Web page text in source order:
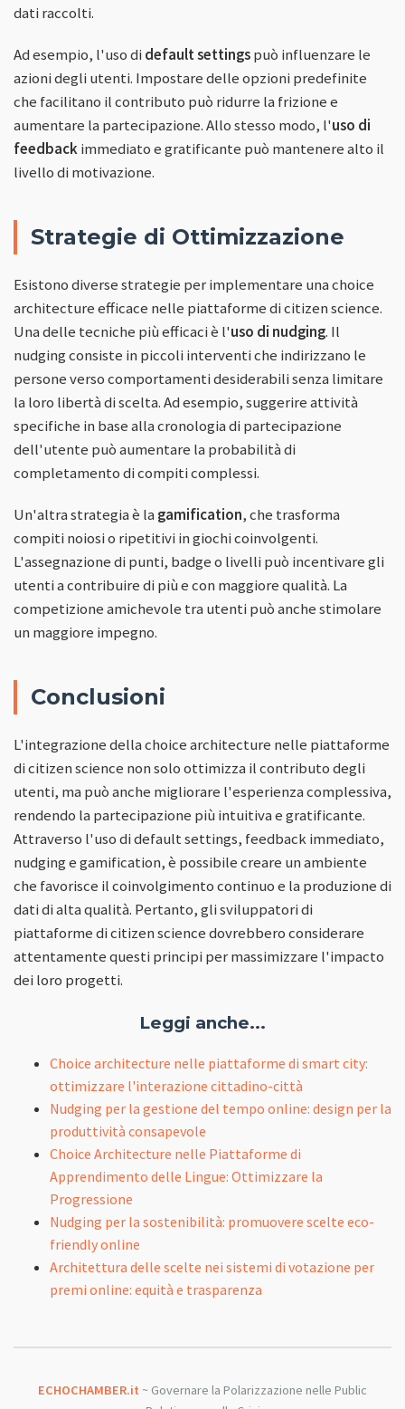
dati raccolti.
Ad esempio, l'uso didefault settingspuò influenzare le
azioni degli utenti. Impostare delle opzioni predefinite
che facilitano il contributo può ridurre la frizione e
aumentare la partecipazione. Allo stesso modo, l'uso di
feedbackimmediato e gratificante può mantenere alto il
livello di motivazione.
Strategie di Ottimizzazione
Esistono diverse strategie per implementare una choice
architecture efficace nelle piattaforme di citizen science.
Una delle tecniche più efficaci è l'uso di nudging. Il
nudging consiste in piccoli interventi che indirizzano le
persone verso comportamenti desiderabili senza limitare
la loro libertà di scelta. Ad esempio, suggerire attività
specifiche in base alla cronologia di partecipazione
dell'utente può aumentare la probabilità di
completamento di compiti complessi.
Un'altra strategia è la gamification, che trasforma
compiti noiosi o ripetitivi in giochi coinvolgenti.
L'assegnazione di punti, badge o livelli può incentivare gli
utenti a contribuire di più e con maggiore qualità. La
competizione amichevole tra utenti può anche stimolare
un maggiore impegno.
Conclusioni
L'integrazione della choice architecture nelle piattaforme
di citizen science non solo ottimizza il contributo degli
utenti, ma può anche migliorare l'esperienza complessiva,
rendendo la partecipazione più intuitiva e gratificante.
Attraverso l'uso di default settings, feedback immediato,
nudging e gamification, è possibile creare un ambiente
che favorisce il coinvolgimento continuo e la produzione di
dati di alta qualità. Pertanto, gli sviluppatori di
piattaforme di citizen science dovrebbero considerare
attentamente questi principi per massimizzare l'impacto
dei loro progetti.
Leggi anche...
Choice architecture nelle piattaforme di smart city:
ottimizzare l'interazione cittadino-città
Nudging per la gestione del tempo online: design per la
produttività consapevole
Choice Architecture nelle Piattaforme di
Apprendimento delle Lingue: Ottimizzare la
Progressione
Nudging per la sostenibilità: promuovere scelte eco-
friendly online
Architettura delle scelte nei sistemi di votazione per
premi online: equità e trasparenza
ECHOCHAMBER.it ~ Governare la Polarizzazione nelle Public